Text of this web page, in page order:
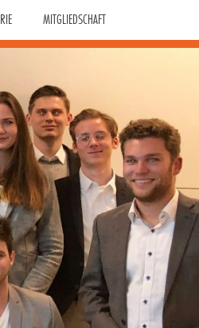
MITGLIEDSCHAFT